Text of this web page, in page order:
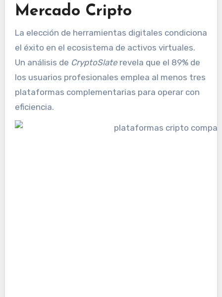
Mercado Cripto
La elección de herramientas digitales condiciona
el éxito en el ecosistema de activos virtuales.
Un análisis de CryptoSlaterevela que el 89% de
los usuarios profesionales emplea al menos tres
plataformas complementarias para operar con
eficiencia.